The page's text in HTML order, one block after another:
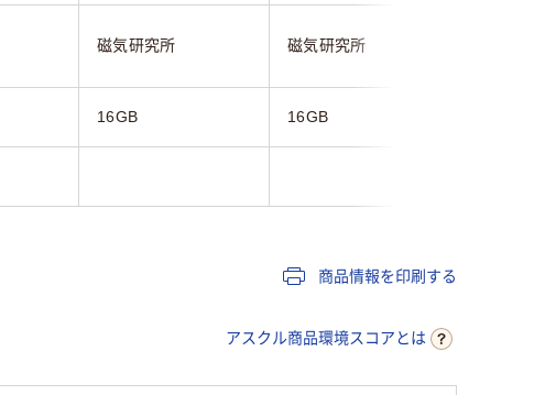
磁気研究所 磁気研究所
16GB 16GB
商品情報を印刷する
アスクル商品環境スコアとは